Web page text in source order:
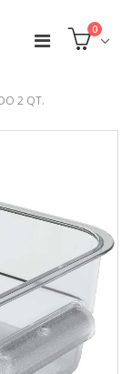
0
2 QT.